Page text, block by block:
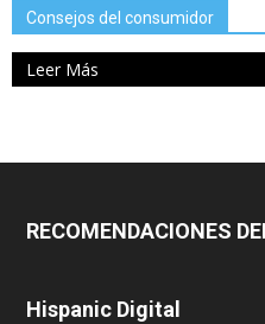
Consejos del consumidor
Leer Más
RECOMENDACIONES
Hispanic Digital